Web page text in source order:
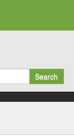
Search